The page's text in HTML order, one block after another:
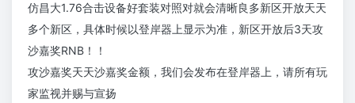
仿昌大1.76合击设备好套装对照对就会清晰良多新区开放天天
多个新区，具体时候以登岸器上显示为准，新区开放后3天攻
沙嘉奖RNB！！
攻沙嘉奖天天沙嘉奖金额，我们会发布在登岸器上，请所有玩
家监视并赐与宣扬